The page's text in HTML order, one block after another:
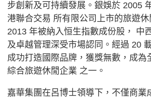
步創新及可持續發展。銀娛於 2005
港聯合交易 所有限公司上市的旅遊
2013 年被納入恒生指數成份股， 中
及卓越管理深受市場認同。經過 20
成功打造國際品牌，獲獎無數，成為
綜合旅遊休閒企業 之一。
嘉華集團在呂博士領導下，不僅商業